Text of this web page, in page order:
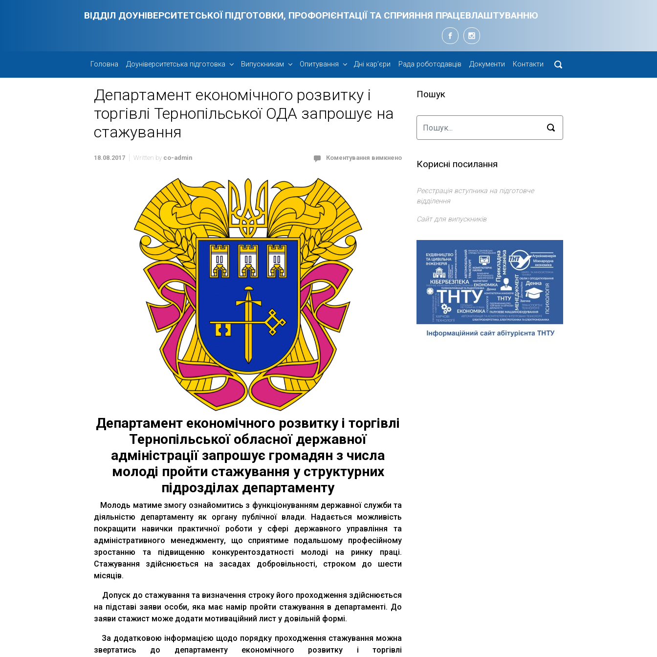
ВІДДІЛ ДОУНІВЕРСИТЕТСЬКОЇ ПІДГОТОВКИ, ПРОФОРІЄНТАЦІЇ ТА СПРИЯННЯ ПРАЦЕВЛАШТУВАННЮ
Головна Доуніверситетська підготовка Випускникам Опитування Дні кар’єри Рада роботодавців Документи Контакти
Департамент економічного розвитку і
торгівлі Тернопільської ОДА запрошує на
стажування
18.08.2017 Written by co-admin Коментування вимкнено
Департамент економічного розвитку і торгівлі
Тернопільської обласної державної
адміністрації запрошує громадян з числа
молоді пройти стажування у структурних
підрозділах департаменту
Молодь матиме змогу ознайомитись з функціонуванням державної служби та
діяльністю департаменту як органу публічної влади. Надається можливість
покращити навички практичної роботи у сфері державного управління та
адміністративного менеджменту, що сприятиме подальшому професійному
зростанню та підвищенню конкурентоздатності молоді на ринку праці.
Стажування здійснюється на засадах добровільності, строком до шести
місяців.
Допуск до стажування та визначення строку його проходження здійснюється
на підставі заяви особи, яка має намір пройти стажування в департаменті. До
заяви стажист може додати мотиваційний лист у довільній формі.
За додатковою інформацією щодо порядку проходження стажування можна
звертатись до департаменту економічного розвитку і торгівлі
Пошук
Корисні посилання
Реєстрація вступника на підготовче
відділення
Сайт для випускників